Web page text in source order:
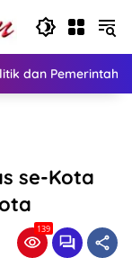
dan
se-Kota
139